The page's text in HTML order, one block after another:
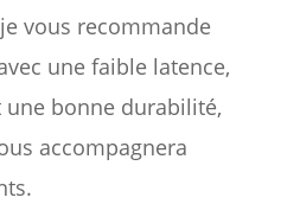
vous recommande
une faible latence,
bonne durabilité,
accompagnera